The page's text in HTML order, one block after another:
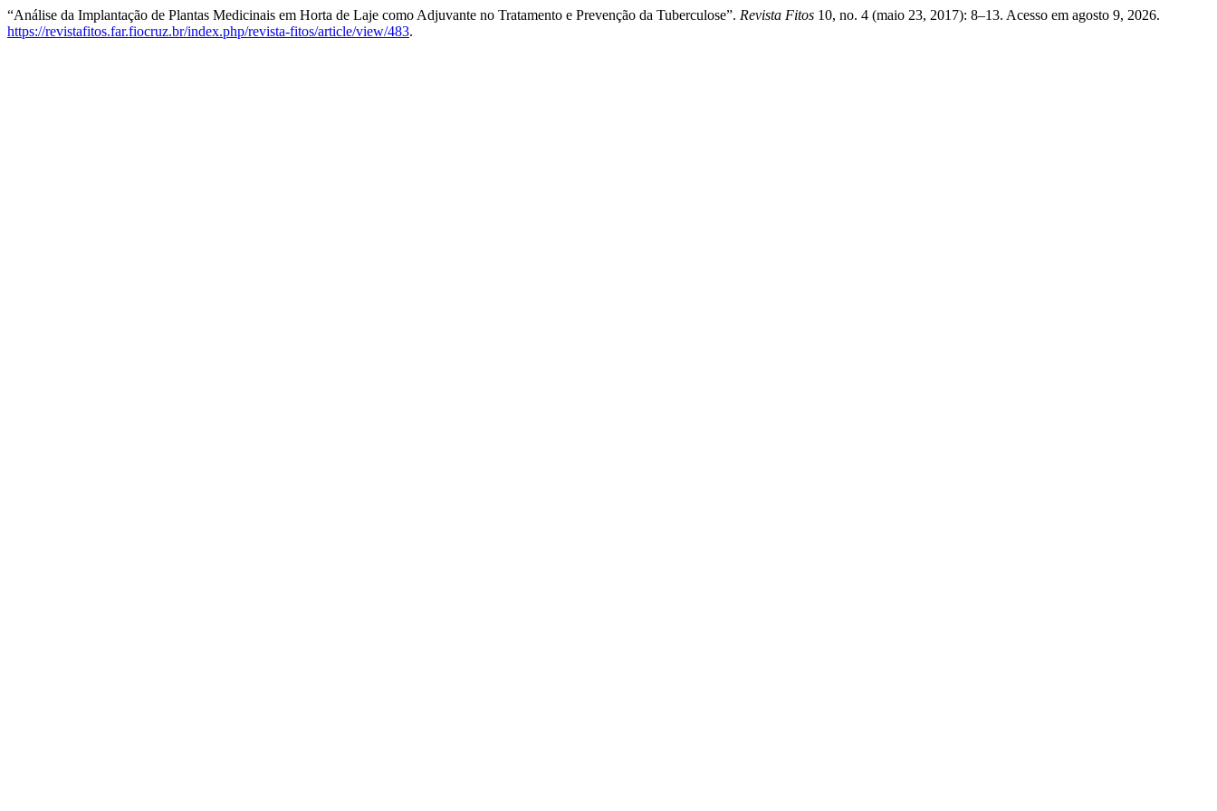
“Análise da Implantação de Plantas Medicinais em Horta de Laje como Adjuvante no Tratamento e Prevenção da Tuberculose”. Revista Fitos 10, no. 4 (maio 23, 2017): 8–13. Acesso em agosto 9, 2026.
https://revistafitos.far.fiocruz.br/index.php/revista-fitos/article/view/483.